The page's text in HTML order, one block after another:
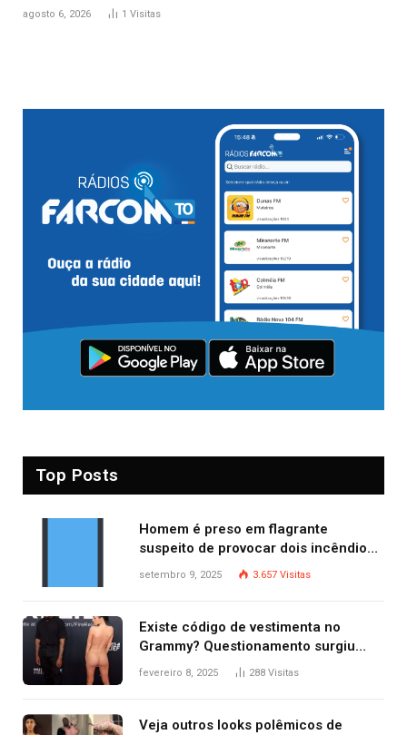
agosto 6, 2026 1 Visitas
Top Posts
Homem é preso em flagrante
suspeito de provocar dois incêndios
criminosos no mesmo dia
setembro 9, 2025 3.657 Visitas
Existe código de vestimenta no
Grammy? Questionamento surgiu
após Bianca Censori, mulher de
fevereiro 8, 2025 288 Visitas
Veja outros looks polêmicos de